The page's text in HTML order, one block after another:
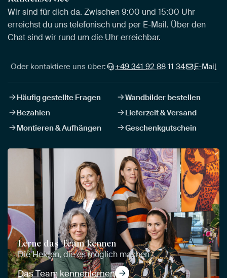
Wir sind für dich da. Zwischen 9:00 und 15:00 Uhr
erreichst du uns telefonisch und per E-Mail. Über den
Chat sind wir rund um die Uhr erreichbar.
Oder kontaktiere uns über: +49 341 92 88 11 34 E-Mail
Häufig gestellte Fragen
Wandbilder bestellen
Bezahlen
Lieferzeit & Versand
Montieren & Aufhängen
Geschenkgutschein
Lerne das Team kennen
Die Helden, die es möglich machen
Das Team kennenlernen